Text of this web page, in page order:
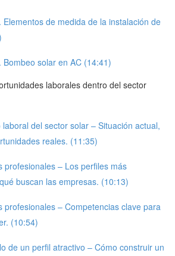
Elementos de medida de la instalación de
Bombeo solar en AC (14:41)
laborales dentro del sector
laboral del sector solar – Situación actual,
reales. (11:35)
profesionales – Los perfiles más
buscan las empresas. (10:13)
profesionales – Competencias clave para
(10:54)
de un perfil atractivo – Cómo construir un